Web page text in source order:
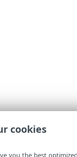
cookies
you the best